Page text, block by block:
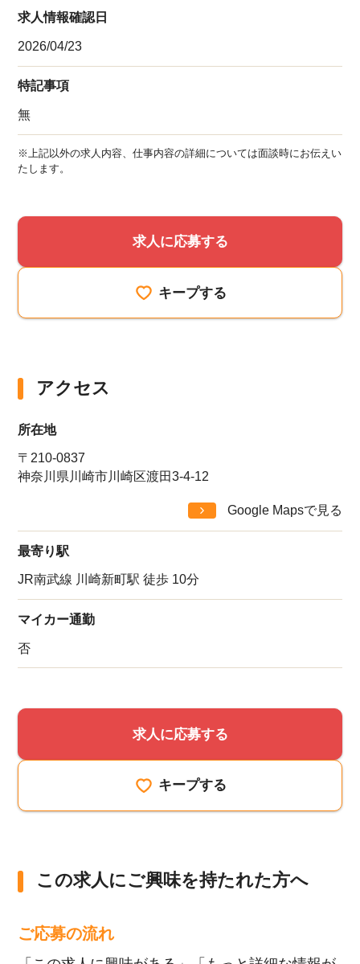
求人情報確認日
2026/04/23
特記事項
無
※上記以外の求人内容、仕事内容の詳細については面談時にお伝えい
たします。
求人に応募する
キープする
アクセス
所在地
〒210-0837
神奈川県川崎市川崎区渡田3-4-12
Google Mapsで見る
最寄り駅
JR南武線 川崎新町駅 徒歩 10分
マイカー通勤
否
求人に応募する
キープする
この求人にご興味を持たれた方へ
ご応募の流れ